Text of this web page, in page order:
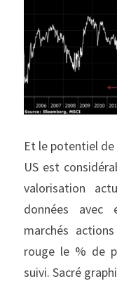
Et le potentiel
US est
valorisation
données avec
marchés
rouge le % de
suivi. Sacré